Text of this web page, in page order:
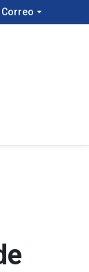
Correo arrow_drop_down